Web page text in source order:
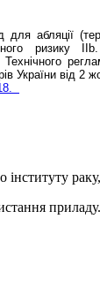
абляції
ризику ІІ
b
України від 2
раку,
приладу.